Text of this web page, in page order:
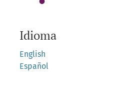
Idioma
English
Español